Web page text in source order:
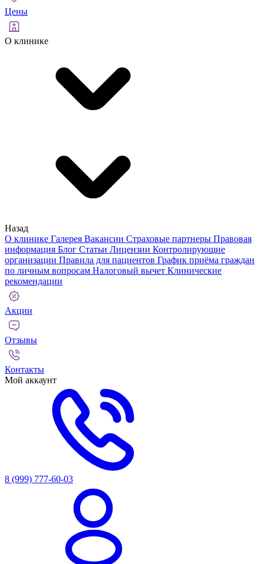
Цены
О клинике
Назад
О клинике Галерея Вакансии Страховые партнеры Правовая
информация Блог Статьи Лицензии Контролирующие
организации Правила для пациентов График приёма граждан
по личным вопросам Налоговый вычет Клинические
рекомендации
Акции
Отзывы
Контакты
Мой аккаунт
8 (999) 777-60-03